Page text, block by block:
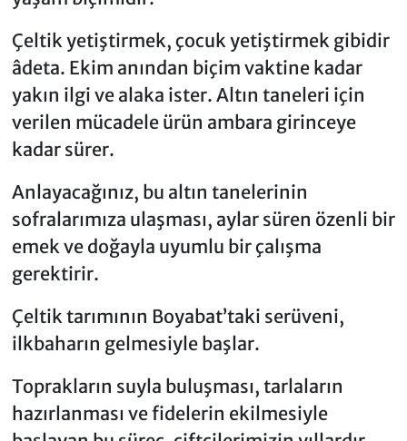
Çeltik yetiştirmek, çocuk yetiştirmek gibidir
âdeta. Ekim anından biçim vaktine kadar
yakın ilgi ve alaka ister. Altın taneleri için
verilen mücadele ürün ambara girinceye
kadar sürer.
Anlayacağınız, bu altın tanelerinin
sofralarımıza ulaşması, aylar süren özenli bir
emek ve doğayla uyumlu bir çalışma
gerektirir.
Çeltik tarımının Boyabat’taki serüveni,
ilkbaharın gelmesiyle başlar.
Toprakların suyla buluşması, tarlaların
hazırlanması ve fidelerin ekilmesiyle